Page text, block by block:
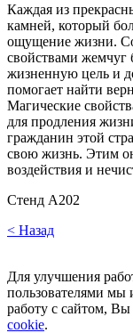
Каждая из
камней, который
ощущение жизни.
свойствами
жизненную цель и
помогает найти
Магические
для продления
гражданин этой
свою жизнь. Этим
воздействия и
Стенд А202
< Назад
Для улучшения
пользователями мы
работу с сайтом, Вы
cookie.